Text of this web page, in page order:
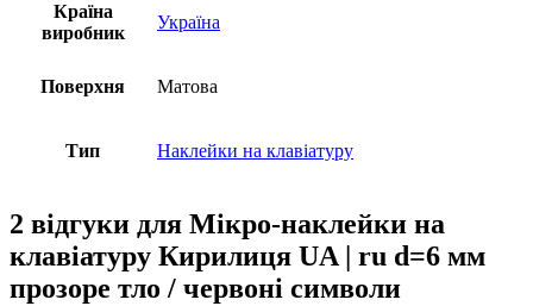
Країна
виробник
Україна
Поверхня Матова
Тип Наклейки на клавіатуру
2 відгуки для Мікро-наклейки на
клавіатуру Кирилиця UA | ru d=6 мм
прозоре тло / червоні символи